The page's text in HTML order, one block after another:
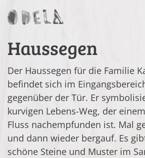
zum
Haussegen
Der Haussegen für die Familie
befindet sich im
gegenüber der Tür. Er
kurvigen Lebens-Weg, der
Fluss nachempfunden ist. Mal
und dann wieder bergauf. Es
schöne Steine und Muster im